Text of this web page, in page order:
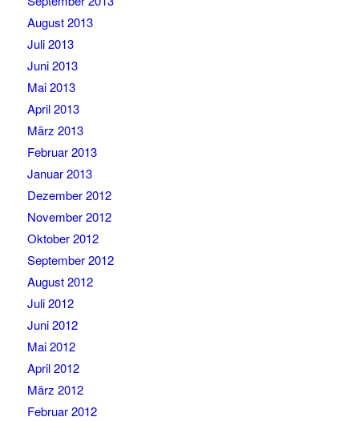
August 2013
Juli 2013
Juni 2013
Mai 2013
April 2013
März 2013
Februar 2013
Januar 2013
Dezember 2012
November 2012
Oktober 2012
September 2012
August 2012
Juli 2012
Juni 2012
Mai 2012
April 2012
März 2012
Februar 2012